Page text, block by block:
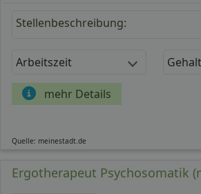
Stellenbeschreibung:
Arbeitszeit Gehalt
mehr Details
Quelle: meinestadt.de
Ergotherapeut Psychosomatik